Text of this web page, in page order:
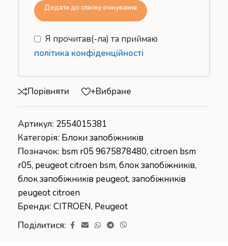
Додати до списку очікування
Я прочитав(-ла) та приймаю
політика конфіденційності
Порівняти +Вибране
Артикул: 2554015381
Категорія: Блоки запобіжників
Позначок: bsm r05 9675878480, citroen bsm
r05, peugeot citroen bsm, блок запобіжників,
блок запобіжників peugeot, запобіжників
peugeot citroen
Бренди: CITROEN, Peugeot
Поділитися: